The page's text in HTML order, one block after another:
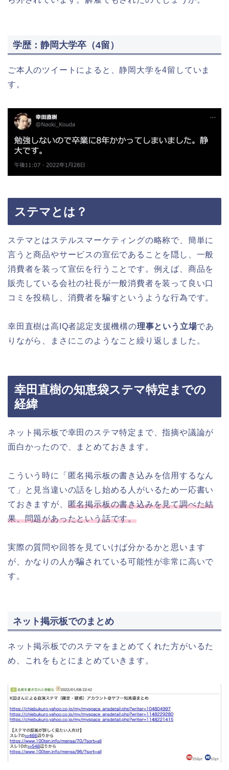
学歴：静岡大学卒（4留）
ご本人のツイートによると、静岡大学を4留していま
す。
ステマとは？
ステマとはステルスマーケティングの略称で、簡単に
言うと商品やサービスの宣伝であることを隠し、一般
消費者を装って宣伝を行うことです。例えば、商品を
販売している会社の社長が一般消費者を装って良い口
コミを投稿し、消費者を騙すというような行為です。
幸田直樹は高IQ者認定支援機構の理事という立場であ
りながら、まさにこのようなこと繰り返しました。
幸田直樹の知恵袋ステマ特定までの
経緯
ネット掲示板で幸田のステマ特定まで、指摘や議論が
面白かったので、まとめておきます。
こういう時に「匿名掲示板の書き込みを信用するなん
て」と見当違いの話をし始める人がいるため一応書い
ておきますが、 匿名掲示板の書き込みを見て調べた結
果、問題があったという話です。
実際の質問や回答を見ていけば分かるかと思います
が、かなりの人が騙されている可能性が非常に高いで
す。
ネット掲示板でのまとめ
ネット掲示板でのステマをまとめてくれた方がいるた
め、これをもとにまとめていきます。